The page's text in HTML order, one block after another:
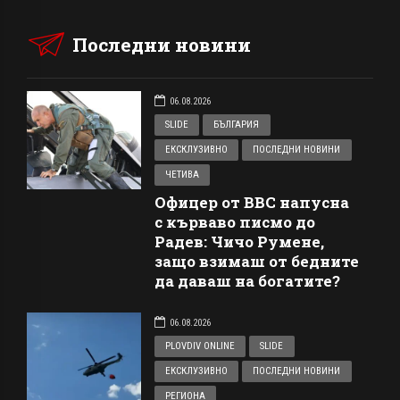
Последни новини
06.08.2026
SLIDE
БЪЛГАРИЯ
ЕКСКЛУЗИВНО ПОСЛЕДНИ НОВИНИ
ЧЕТИВА
Офицер от ВВС напусна
с кърваво писмо до
Радев: Чичо Румене,
защо взимаш от бедните
да даваш на богатите?
06.08.2026
PLOVDIV ONLINE
SLIDE
ЕКСКЛУЗИВНО ПОСЛЕДНИ НОВИНИ
РЕГИОНА